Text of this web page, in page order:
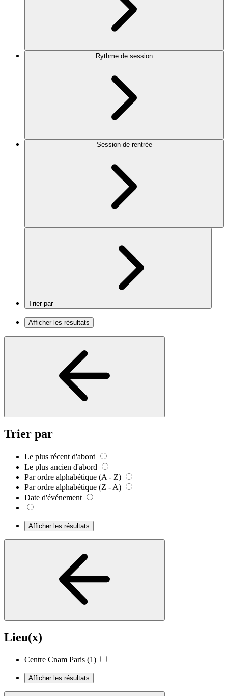
Rythme de session
Session de rentrée
Trier par
Afficher les résultats
Trier par
Le plus récent d'abord
Le plus ancien d'abord
Par ordre alphabétique (A - Z)
Par ordre alphabétique (Z - A)
Date d'événement
Afficher les résultats
Lieu(x)
Centre Cnam Paris (1)
Afficher les résultats